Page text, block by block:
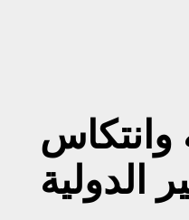
وانتكاس
الدولية